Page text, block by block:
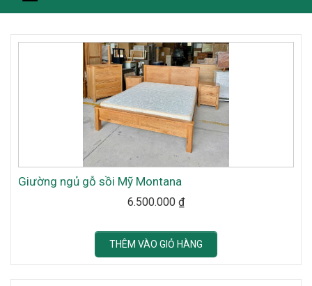
Giường ngủ gỗ sồi Mỹ Montana
6.500.000 ₫
THÊM VÀO GIỎ HÀNG